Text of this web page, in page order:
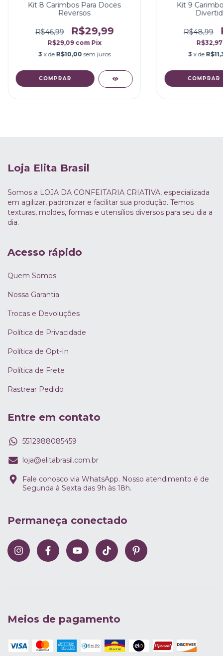
Kit 8 Carimbos Para Doces
Reversos
R$46,99 R$29,99
R$29,09 com Pix
3 x de R$10,00 sem juros
Kit 9
R$48,99
3 x de
Loja Elita Brasil
Somos a LOJA DA CONFEITARIA CRIATIVA, especializada
em agilizar, padronizar e facilitar sua produção. Temos
texturas, moldes, formas e utensílios diversos para seu dia a
dia.
Acesso rápido
Quem Somos
Nossa Garantia
Trocas e Devoluções
Política de Privacidade
Política de Opt-In
Política de Frete
Rastrear Pedido
Entre em contato
5512988085459
loja@elitabrasil.com.br
Fale conosco via WhatsApp. Nosso atendimento é de
Segunda à Sexta das 9h às 18h.
Permaneça conectado
Meios de pagamento